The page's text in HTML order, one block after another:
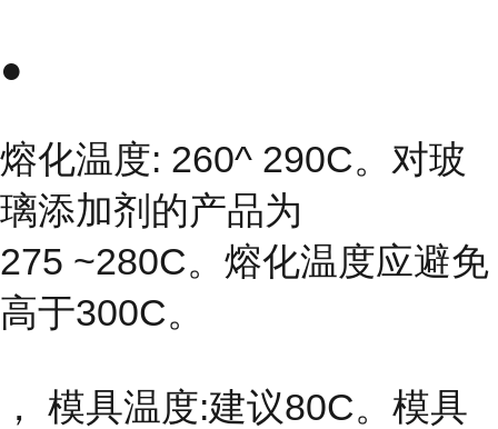
●
熔化温度: 260^ 290C。对玻
璃添加剂的产品为
275 ~280C。熔化温度应避免
高于300C。
， 模具温度:建议80C。模具